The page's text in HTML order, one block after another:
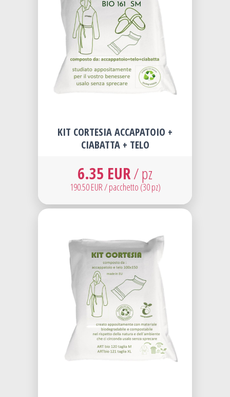
KIT CORTESIA ACCAPATOIO +
CIABATTA + TELO
6.35 EUR/ pz
190.50 EUR / pacchetto (30 pz)